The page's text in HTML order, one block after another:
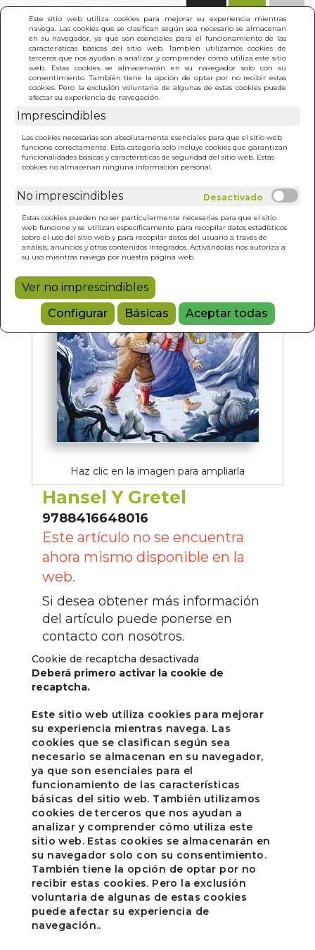
Este sitio web utiliza cookies para mejorar su experiencia mientras
navega. Las cookies que se clasifican según sea necesario se almacenan
en su navegador, ya que son esenciales para el funcionamiento de las
características básicas del sitio web. También utilizamos cookies de
terceros que nos ayudan a analizar y comprender cómo utiliza este sitio
web. Estas cookies se almacenarán en su navegador solo con su
consentimiento. También tiene la opción de optar por no recibir estas
cookies. Pero la exclusión voluntaria de algunas de estas cookies puede
afectar su experiencia de navegación.
Imprescindibles
Las cookies necesarias son absolutamente esenciales para que el sitio web
funcione correctamente. Esta categoría solo incluye cookies que garantizan
funcionalidades básicas y características de seguridad del sitio web. Estas
cookies no almacenan ninguna información personal.
No imprescindibles
Estas cookies pueden no ser particularmente necesarias para que el sitio
web funcione y se utilizan específicamente para recopilar datos estadísticos
sobre el uso del sitio web y para recopilar datos del usuario a través de
análisis, anuncios y otros contenidos integrados. Activándolas nos autoriza a
su uso mientras navega por nuestra página web.
Ver no imprescindibles
Configurar
Básicas Aceptar todas
INICIO > HANSEL Y GRETEL
Haz clic en la imagen para ampliarla
Hansel Y Gretel
9788416648016
Este artículo no se encuentra
ahora mismo disponible en la
web.
Si desea obtener más información
del artículo puede ponerse en
contacto con nosotros.
Cookie de recaptcha desactivada
Deberá primero activar la cookie de
recaptcha.
Este sitio web utiliza cookies para mejorar
su experiencia mientras navega. Las
cookies que se clasifican según sea
necesario se almacenan en su navegador,
ya que son esenciales para el
funcionamiento de las características
básicas del sitio web. También utilizamos
cookies de terceros que nos ayudan a
analizar y comprender cómo utiliza este
sitio web. Estas cookies se almacenarán en
su navegador solo con su consentimiento.
También tiene la opción de optar por no
recibir estas cookies. Pero la exclusión
voluntaria de algunas de estas cookies
puede afectar su experiencia de
navegación..